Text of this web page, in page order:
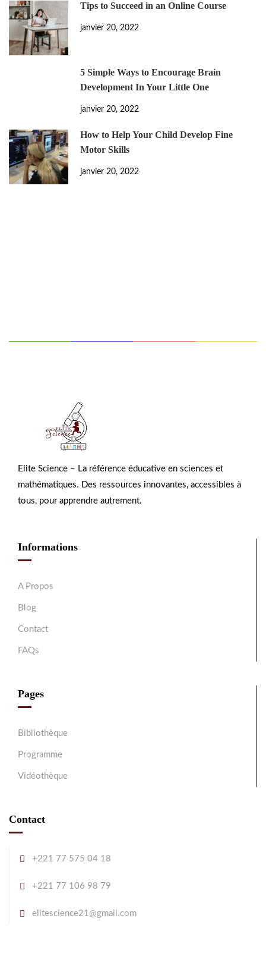
Tips to Succeed in an Online Course
janvier 20, 2022
5 Simple Ways to Encourage Brain
Development In Your Little One
janvier 20, 2022
How to Help Your Child Develop Fine
Motor Skills
janvier 20, 2022
Elite Science – La référence éducative en sciences et
mathématiques. Des ressources innovantes, accessibles à
tous, pour apprendre autrement.
Informations
A Propos
Blog
Contact
FAQs
Pages
Bibliothèque
Programme
Vidéothèque
Contact
+221 77 575 04 18
+221 77 106 98 79
elitescience21@gmail.com